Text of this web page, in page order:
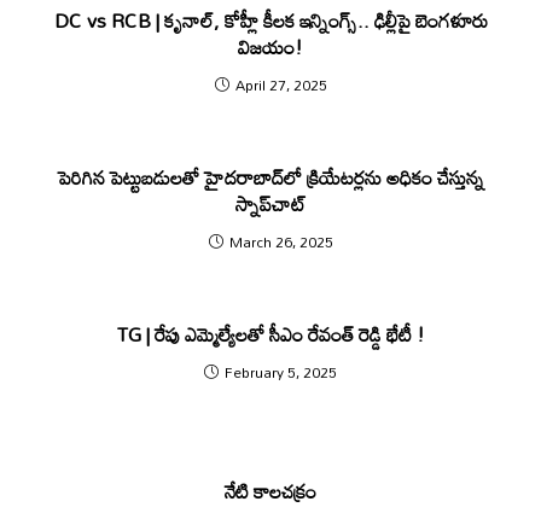
DC vs RCB | కృనాల్, కోహ్లీ కీలక ఇన్నింగ్స్.. ఢిల్లీపై బెంగళూరు
విజయం!
April 27, 2025
పెరిగిన పెట్టుబడులతో హైదరాబాద్‌లో క్రియేటర్లను అధికం చేస్తున్న
స్నాప్‌చాట్‌
March 26, 2025
TG | రేపు ఎమ్మెల్యేలతో సీఎం రేవంత్ రెడ్డి భేటీ !
February 5, 2025
నేటి కాలచక్రం